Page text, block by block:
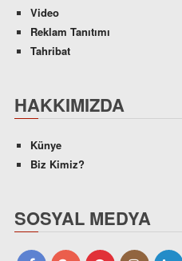
Video
Reklam Tanıtımı
Tahribat
HAKKIMIZDA
Künye
Biz Kimiz?
SOSYAL MEDYA